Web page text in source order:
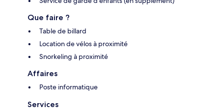
Que faire ?
Table de billard
Location de vélos à proximité
Snorkeling à proximité
Affaires
Poste informatique
Services